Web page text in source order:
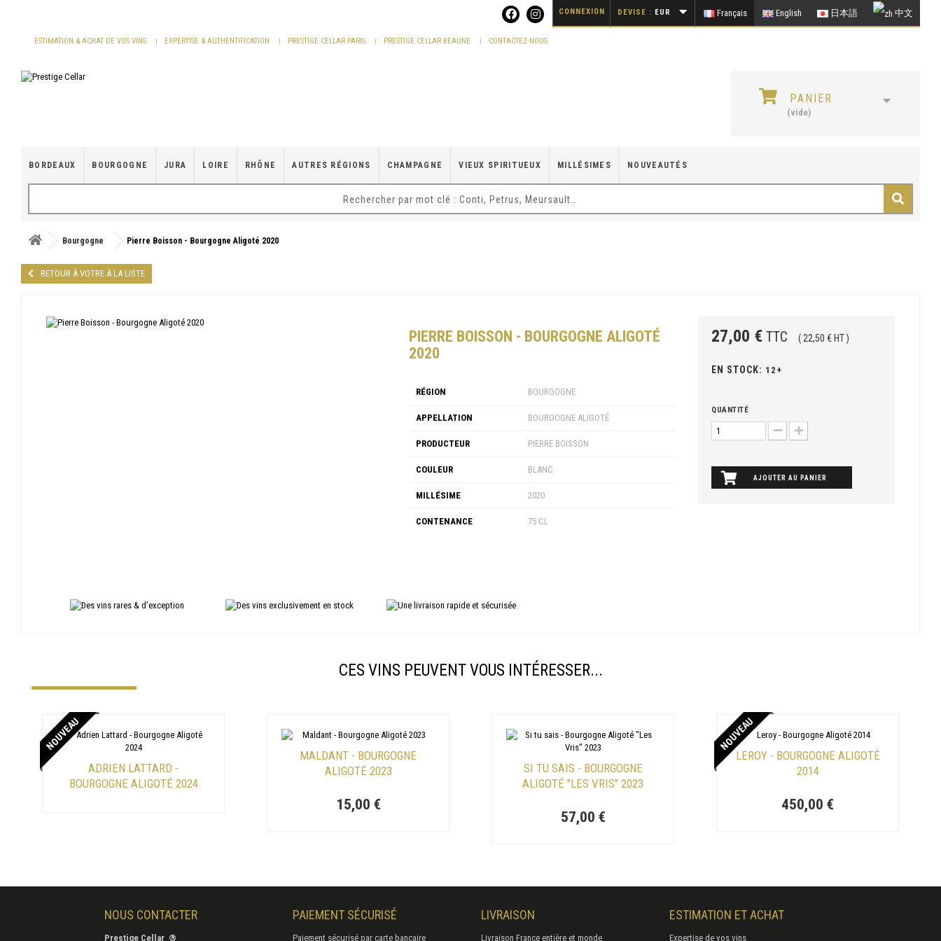
Français English 日本語 中文
DEVISE : EUR
CONNEXION
ESTIMATION & ACHAT DE VOS VINS EXPERTISE & AUTHENTIFICATION PRESTIGE CELLAR PARIS PRESTIGE CELLAR BEAUNE CONTACTEZ-NOUS
PANIER
(vide)
BORDEAUX BOURGOGNE JURA LOIRE RHÔNE AUTRES RÉGIONS CHAMPAGNE VIEUX SPIRITUEUX MILLÉSIMES NOUVEAUTÉS
Bourgogne Pierre Boisson - Bourgogne Aligoté 2020
RETOUR À VOTRE À LA LISTE
PIERRE BOISSON - BOURGOGNE ALIGOTÉ
2020
RÉGION BOURGOGNE
APPELLATION BOURGOGNE ALIGOTÉ
PRODUCTEUR PIERRE BOISSON
COULEUR BLANC
MILLÉSIME 2020
CONTENANCE 75 CL
27,00 € TTC ( 22,50 € HT )
EN STOCK: 12+
QUANTITÉ
AJOUTER AU PANIER
CES VINS PEUVENT VOUS INTÉRESSER...
NOUVEAU
ADRIEN LATTARD -
BOURGOGNE ALIGOTÉ 2024
MALDANT - BOURGOGNE
ALIGOTÉ 2023
15,00 €
SI TU SAIS - BOURGOGNE
ALIGOTÉ "LES VRIS" 2023
57,00 €
NOUVEAU
LEROY - BOURGOGNE ALIGOTÉ
2014
450,00 €
NOUS CONTACTER
Prestige Cellar ®
PAIEMENT SÉCURISÉ
Paiement sécurisé par carte bancaire
LIVRAISON
Livraison France entière et monde
ESTIMATION ET ACHAT
Expertise de vos vins